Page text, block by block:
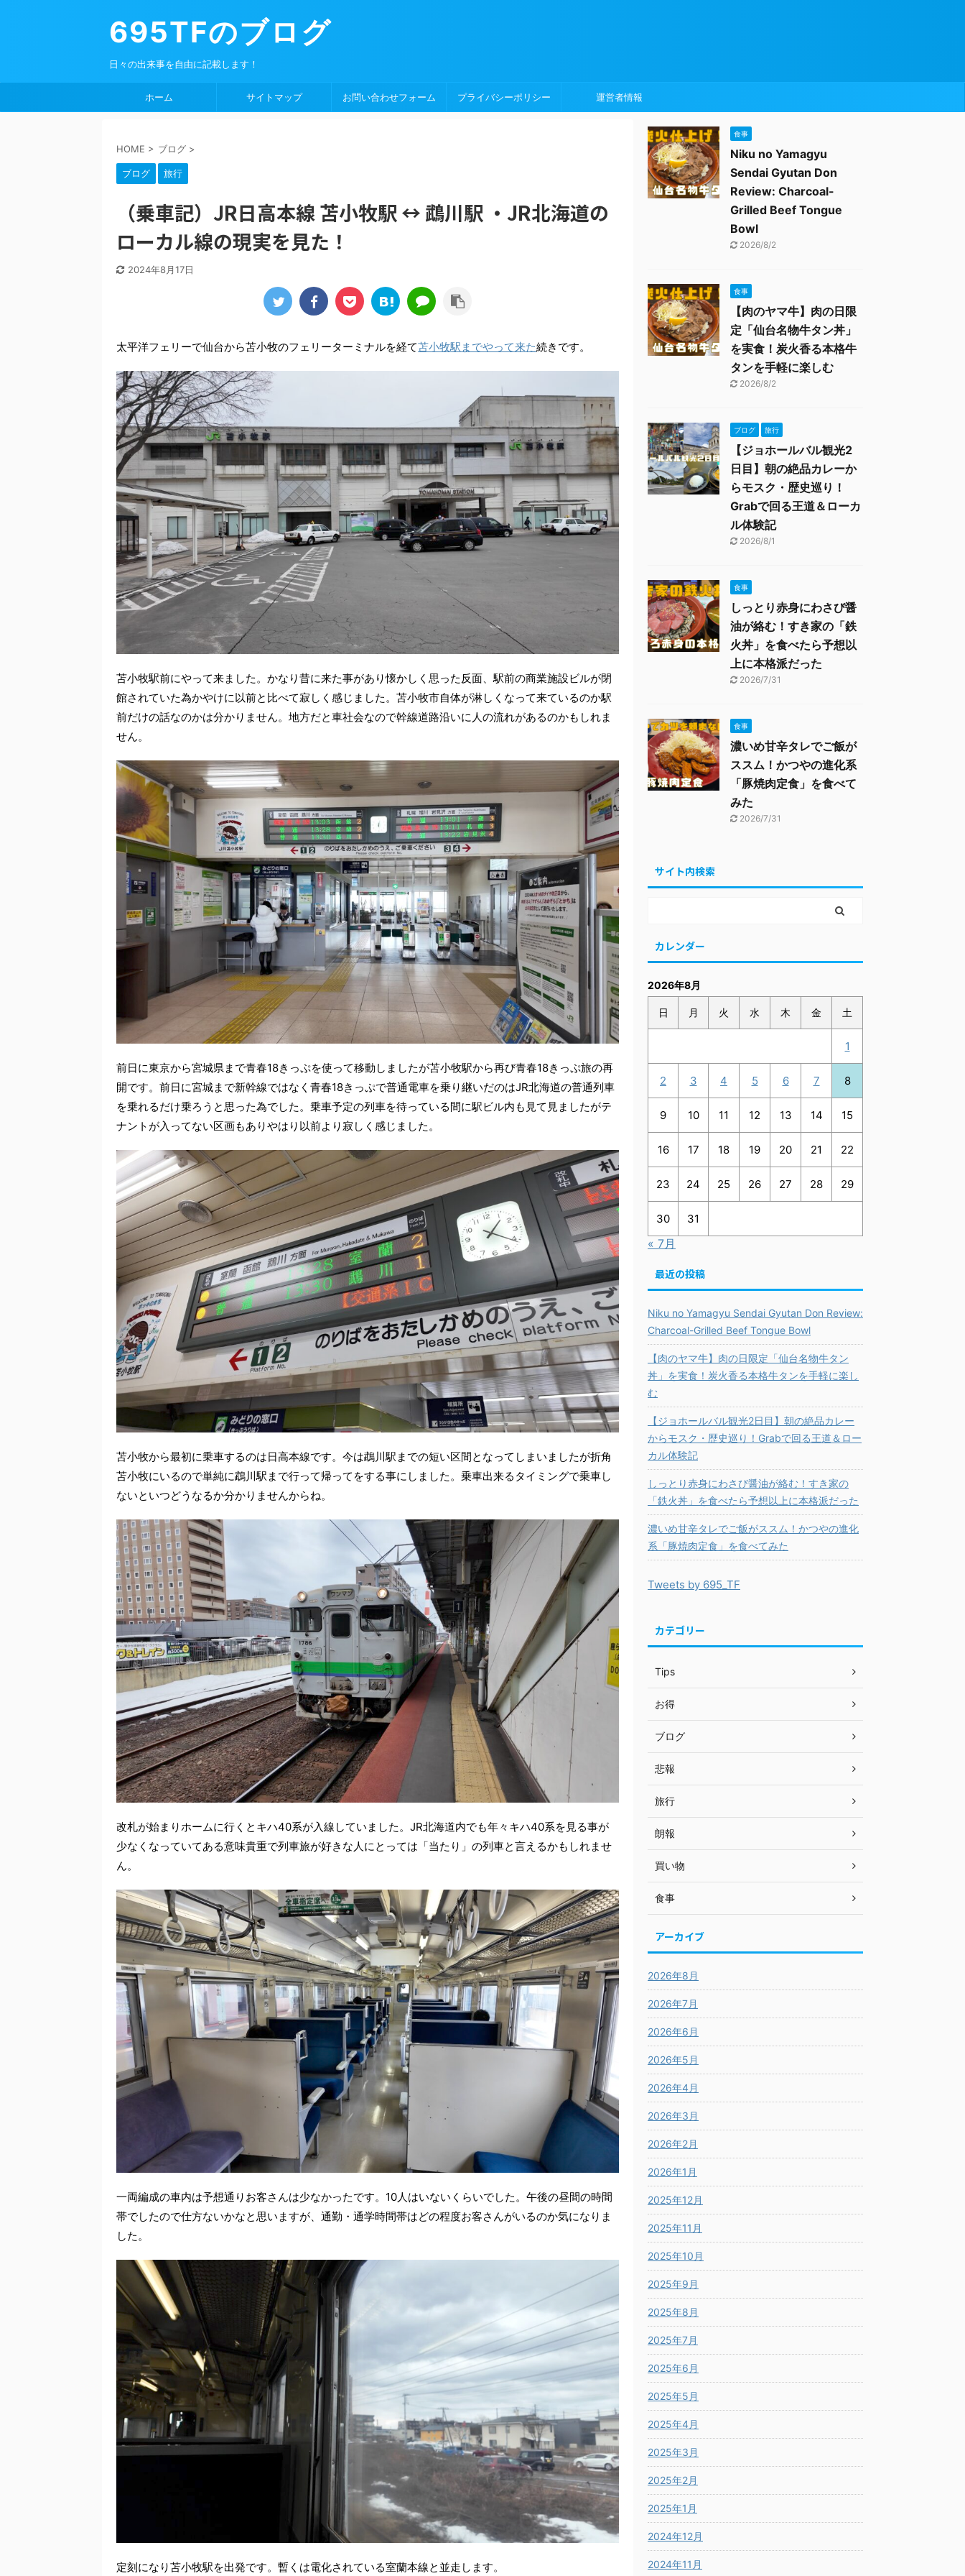
695TFのブログ
日々の出来事を自由に記載します！
ホーム サイトマップ お問い合わせフォーム プライバシーポリシー 運営者情報
HOME > ブログ >
ブログ 旅行
（乗車記）JR日高本線 苫小牧駅 ↔︎ 鵡川駅 ・JR北海道の
ローカル線の現実を見た！
2024年8月17日
太平洋フェリーで仙台から苫小牧のフェリーターミナルを経て苫小牧駅までやって来た続きです。
苫小牧駅前にやって来ました。かなり昔に来た事があり懐かしく思った反面、駅前の商業施設ビルが閉
館されていた為かやけに以前と比べて寂しく感じました。苫小牧市自体が淋しくなって来ているのか駅
前だけの話なのかは分かりません。地方だと車社会なので幹線道路沿いに人の流れがあるのかもしれま
せん。
前日に東京から宮城県まで青春18きっぷを使って移動しましたが苫小牧駅から再び青春18きっぷ旅の再
開です。前日に宮城まで新幹線ではなく青春18きっぷで普通電車を乗り継いだのはJR北海道の普通列車
を乗れるだけ乗ろうと思った為でした。乗車予定の列車を待っている間に駅ビル内も見て見ましたがテ
ナントが入ってない区画もありやはり以前より寂しく感じました。
苫小牧から最初に乗車するのは日高本線です。今は鵡川駅までの短い区間となってしまいましたが折角
苫小牧にいるので単純に鵡川駅まで行って帰ってをする事にしました。乗車出来るタイミングで乗車し
ないといつどうなるか分かりませんからね。
改札が始まりホームに行くとキハ40系が入線していました。JR北海道内でも年々キハ40系を見る事が
少なくなっていてある意味貴重で列車旅が好きな人にとっては「当たり」の列車と言えるかもしれませ
ん。
一両編成の車内は予想通りお客さんは少なかったです。10人はいないくらいでした。午後の昼間の時間
帯でしたので仕方ないかなと思いますが、通勤・通学時間帯はどの程度お客さんがいるのか気になりま
した。
定刻になり苫小牧駅を出発です。暫くは電化されている室蘭本線と並走します。
食事
Niku no Yamagyu
Sendai Gyutan Don
Review: Charcoal-
Grilled Beef Tongue
Bowl
2026/8/2
食事
【肉のヤマ牛】肉の日限
定「仙台名物牛タン丼」
を実食！炭火香る本格牛
タンを手軽に楽しむ
2026/8/2
ブログ 旅行
【ジョホールバル観光2
日目】朝の絶品カレーか
らモスク・歴史巡り！
Grabで回る王道＆ローカ
ル体験記
2026/8/1
食事
しっとり赤身にわさび醤
油が絡む！すき家の「鉄
火丼」を食べたら予想以
上に本格派だった
2026/7/31
食事
濃いめ甘辛タレでご飯が
ススム！かつやの進化系
「豚焼肉定食」を食べて
みた
2026/7/31
サイト内検索
カレンダー
2026年8月
日 月 火 水 木 金 土
1
2 3 4 5 6 7 8
9 10 11 12 13 14 15
16 17 18 19 20 21 22
23 24 25 26 27 28 29
30 31
« 7月
最近の投稿
Niku no Yamagyu Sendai Gyutan Don Review:
Charcoal-Grilled Beef Tongue Bowl
【肉のヤマ牛】肉の日限定「仙台名物牛タン
丼」を実食！炭火香る本格牛タンを手軽に楽し
む
【ジョホールバル観光2日目】朝の絶品カレー
からモスク・歴史巡り！Grabで回る王道＆ロー
カル体験記
しっとり赤身にわさび醤油が絡む！すき家の
「鉄火丼」を食べたら予想以上に本格派だった
濃いめ甘辛タレでご飯がススム！かつやの進化
系「豚焼肉定食」を食べてみた
Tweets by 695_TF
カテゴリー
Tips
お得
ブログ
悲報
旅行
朗報
買い物
食事
アーカイブ
2026年8月
2026年7月
2026年6月
2026年5月
2026年4月
2026年3月
2026年2月
2026年1月
2025年12月
2025年11月
2025年10月
2025年9月
2025年8月
2025年7月
2025年6月
2025年5月
2025年4月
2025年3月
2025年2月
2025年1月
2024年12月
2024年11月